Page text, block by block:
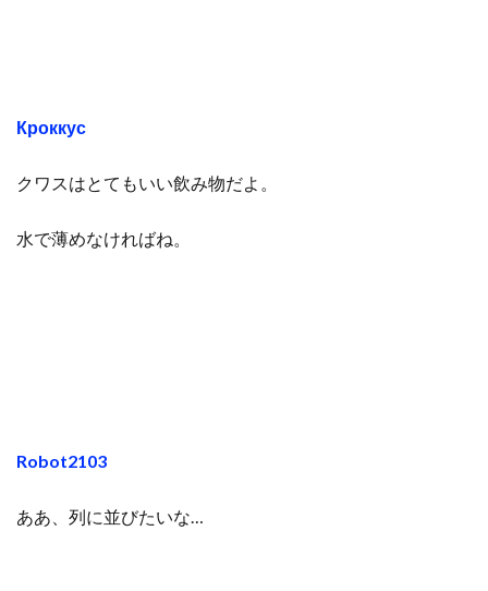
Кроккус
クワスはとてもいい飲み物だよ。
水で薄めなければね。
Robot2103
ああ、列に並びたいな…